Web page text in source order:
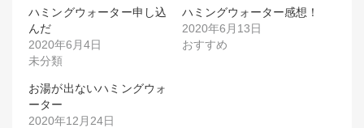
ハミングウォーター申し込
んだ
2020年6月4日
未分類
ハミングウォーター感想！
2020年6月13日
おすすめ
お湯が出ないハミングウォ
ーター
2020年12月24日